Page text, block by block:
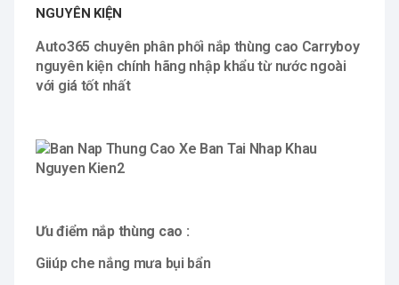
NGUYÊN KIỆN
Auto365 chuyên phân phối nắp thùng cao Carryboy
nguyên kiện chính hãng nhập khẩu từ nước ngoài
với giá tốt nhất
Ưu điểm nắp thùng cao :
Giiúp che nắng mưa bụi bẩn